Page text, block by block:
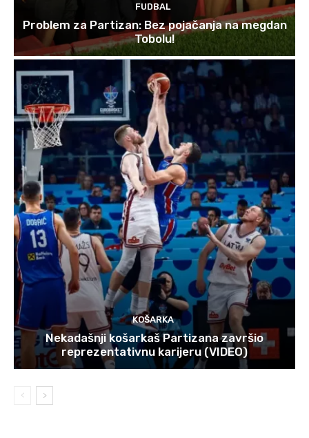
FUDBAL
Problem za Partizan: Bez pojačanja na megdan
Tobolu!
KOŠARKA
Nekadašnji košarkaš Partizana završio
reprezentativnu karijeru (VIDEO)